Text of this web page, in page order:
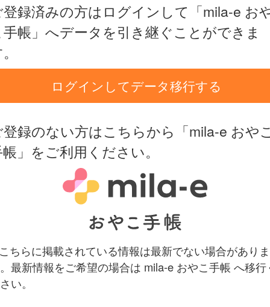
録済みの方はログインして「mila-e お
帳」へデータを引き継ぐことができま
ログインしてデータ移行する
録のない方はこちらから「mila-e おや
」をご利用ください。
ちらに掲載されている情報は最新でない場合がありま
最新情報をご希望の場合は mila-e おやこ手帳 へ移行
い。